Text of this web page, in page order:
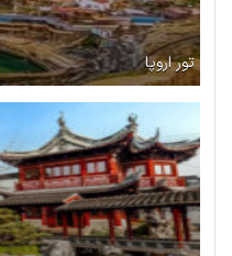
تور اروپا